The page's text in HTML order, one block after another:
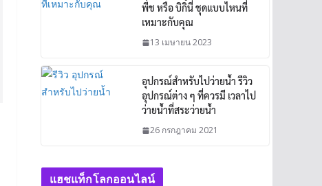
พีช หรือ บิกินี่ ชุดแบบไหนที่
เหมาะกับคุณ
13 เมษายน 2023
อุปกรณ์สำหรับไปว่ายน้ำ รีวิว
อุปกรณ์ต่าง ๆ ที่ควรมี เวลาไป
ว่ายน้ำที่สระว่ายน้ำ
26 กรกฎาคม 2021
แฮชแท็กโลกออนไลน์